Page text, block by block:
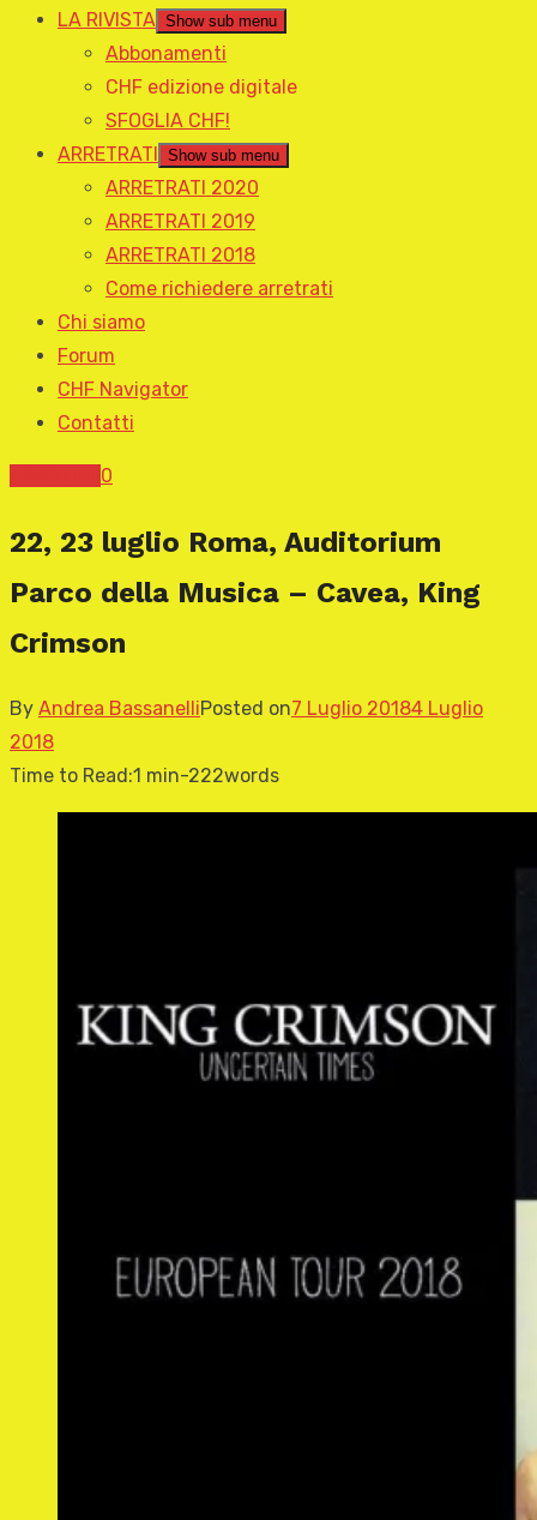
LA RIVISTA Show sub menu
Abbonamenti
CHF edizione digitale
SFOGLIA CHF!
ARRETRATI
Show sub menu
ARRETRATI 2020
ARRETRATI 2019
ARRETRATI 2018
Come richiedere arretrati
Chi siamo
Forum
CHF Navigator
Contatti
0
22, 23 luglio Roma, Auditorium
Parco della Musica – Cavea, King
Crimson
By Andrea BassanelliPosted on7 Luglio 20184 Luglio
2018
Time to Read:1 min-222words